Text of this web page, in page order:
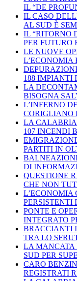
IL “DE
IL CASO
AL SUD È
IL “RITORNO
PER FUTURO
LE NUOVE
L’ECONOMIA
188 IMPIANTI
LA
BISOGNA
L’INFERNO
CORIGLIANO
LA CALABRIA
107 INCENDI
PARTITI IN
DI
QUESTIONE
CHE NON
L’ECONOMIA
PERSISTENTI
PONTE E
INTEGRATO
BRACCIANTI
TRA LO
LA MANCATA
SUD PER
CARO
REGISTRATI